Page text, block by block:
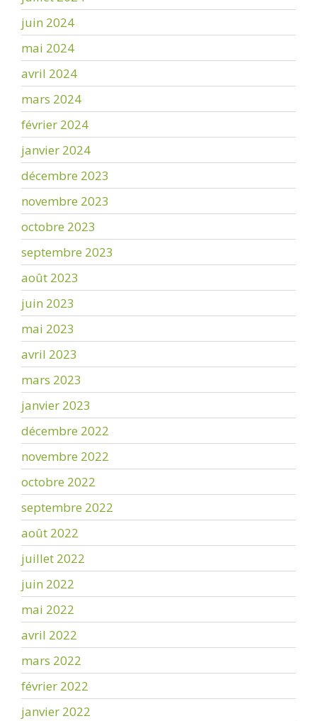
juin 2024
mai 2024
avril 2024
mars 2024
février 2024
janvier 2024
décembre 2023
novembre 2023
octobre 2023
septembre 2023
août 2023
juin 2023
mai 2023
avril 2023
mars 2023
janvier 2023
décembre 2022
novembre 2022
octobre 2022
septembre 2022
août 2022
juillet 2022
juin 2022
mai 2022
avril 2022
mars 2022
février 2022
janvier 2022